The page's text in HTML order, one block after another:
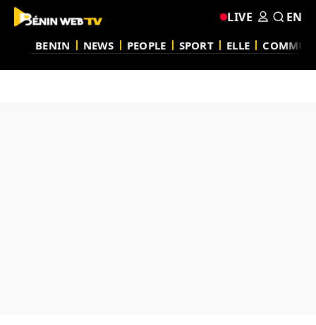
BENIN NEWS PEOPLE SPORT ELLE
LIVE EN